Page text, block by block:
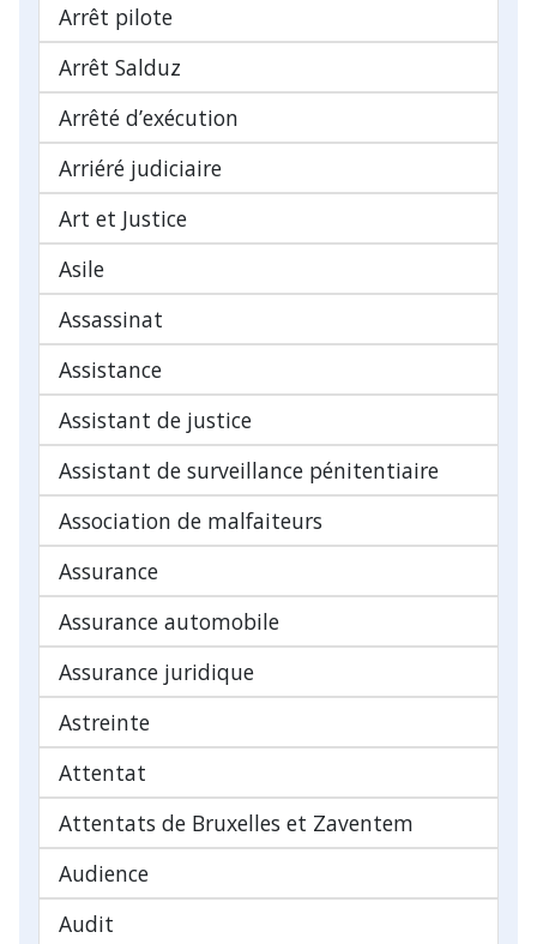
Arrêt pilote
Arrêt Salduz
Arrêté d’exécution
Arriéré judiciaire
Art et Justice
Asile
Assassinat
Assistance
Assistant de justice
Assistant de surveillance pénitentiaire
Association de malfaiteurs
Assurance
Assurance automobile
Assurance juridique
Astreinte
Attentat
Attentats de Bruxelles et Zaventem
Audience
Audit